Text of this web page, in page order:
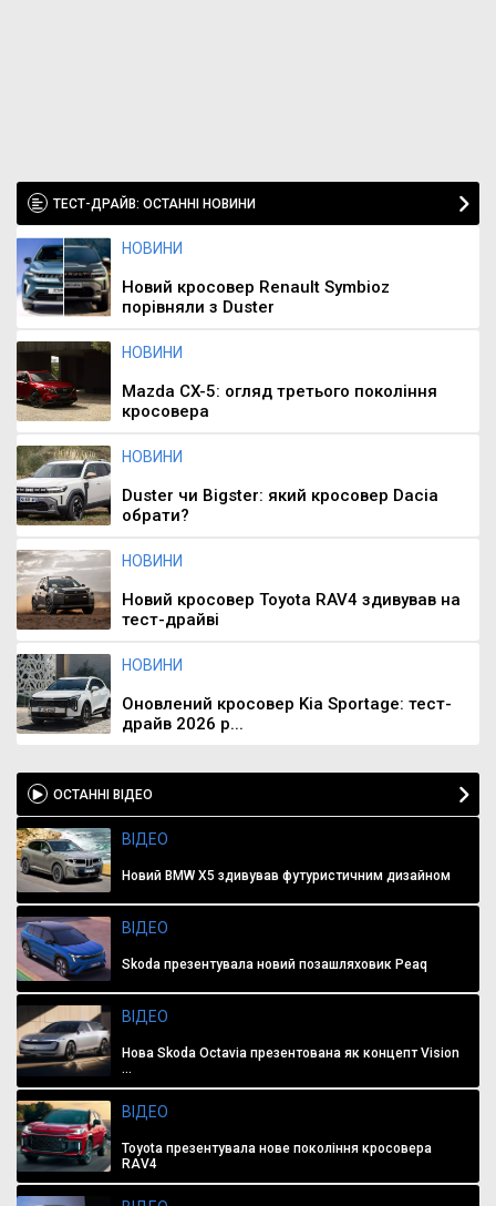
ТЕСТ-ДРАЙВ: ОСТАННІ НОВИНИ
НОВИНИ
Новий кросовер Renault Symbioz
порівняли з Duster
НОВИНИ
Mazda CX-5: огляд третього покоління
кросовера
НОВИНИ
Duster чи Bigster: який кросовер Dacia
обрати?
НОВИНИ
Новий кросовер Toyota RAV4 здивував на
тест-драйві
НОВИНИ
Оновлений кросовер Kia Sportage: тест-
драйв 2026 р...
ОСТАННІ ВІДЕО
ВІДЕО
Новий BMW X5 здивував футуристичним дизайном
ВІДЕО
Skoda презентувала новий позашляховик Peaq
ВІДЕО
Нова Skoda Octavia презентована як концепт Vision
...
ВІДЕО
Toyota презентувала нове покоління кросовера
RAV4